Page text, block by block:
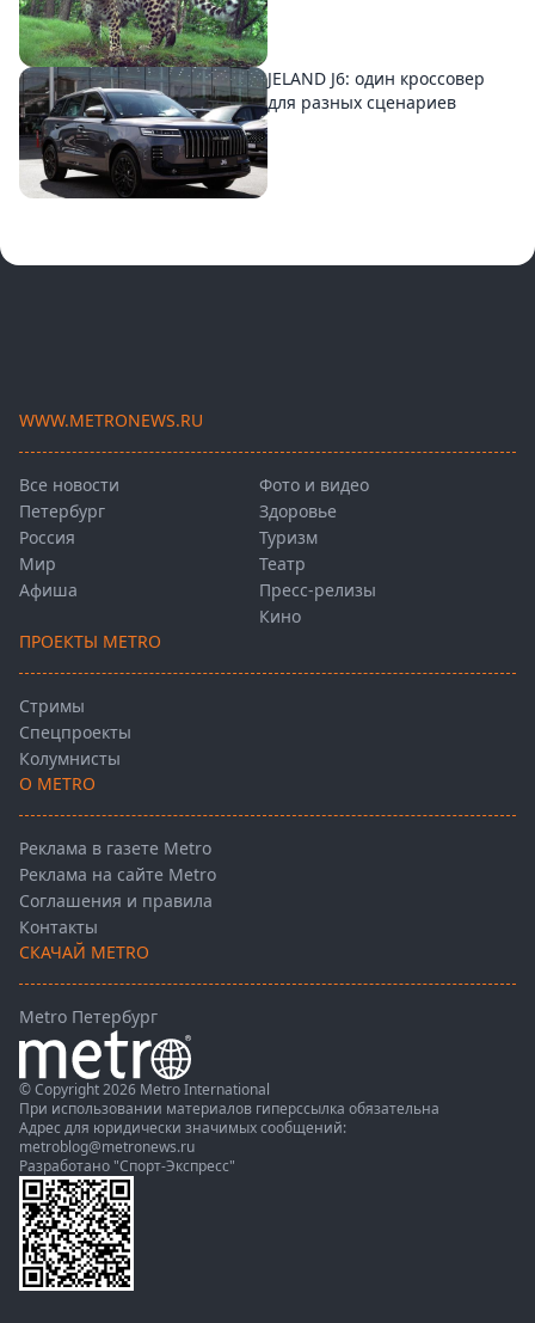
JELAND J6: один кроссовер
для разных сценариев
WWW.METRONEWS.RU
Все новости
Петербург
Россия
Мир
Афиша
Фото и видео
Здоровье
Туризм
Театр
Пресс-релизы
Кино
ПРОЕКТЫ METRO
Стримы
Спецпроекты
Колумнисты
О METRO
Реклама в газете Metro
Реклама на сайте Metro
Соглашения и правила
Контакты
СКАЧАЙ METRO
Metro Петербург
© Copyright 2026 Metro International
При использовании материалов гиперссылка обязательна
Адрес для юридически значимых сообщений:
metroblog@metronews.ru
Разработано "Спорт-Экспресс"